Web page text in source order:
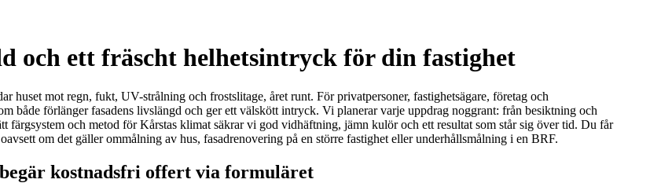
och ett fräscht helhetsintryck för din fastighet
huset mot regn, fukt, UV-strålning och frostslitage, året runt. För privatpersoner, fastighetsägare, företag och
både förlänger fasadens livslängd och ger ett välskött intryck. Vi planerar varje uppdrag noggrant: från besiktning och
färgsystem och metod för Kårstas klimat säkrar vi god vidhäftning, jämn kulör och ett resultat som står sig över tid. Du får
om det gäller ommålning av hus, fasadrenovering på en större fastighet eller underhållsmålning i en BRF.
kostnadsfri offert via formuläret